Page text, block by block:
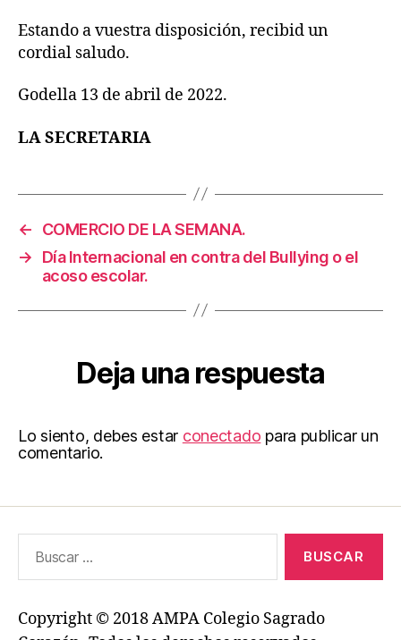
Estando a vuestra disposición, recibid un
cordial saludo.
Godella 13 de abril de 2022.
LA SECRETARIA
←
COMERCIO DE LA SEMANA.
→
Día Internacional en contra del Bullying o el
acoso escolar.
Deja una respuesta
Lo siento, debes estar conectado para publicar un
comentario.
Copyright © 2018 AMPA Colegio Sagrado